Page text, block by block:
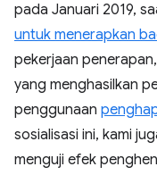
pada Januari 2019,
untuk menerapkan
pekerjaan
yang menghasilkan
penggunaan
sosialisasi ini, kami
menguji efek